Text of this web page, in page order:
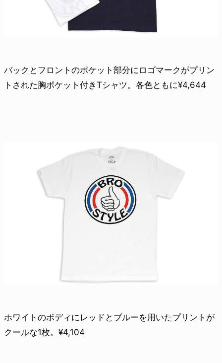
バックとフロントのポケット部分にロゴマークがプリン
トされた胸ポケット付きTシャツ。各色ともに¥4,644
ホワイトのボディにレッドとブルーを用いたプリントが
クールな1枚。¥4,104